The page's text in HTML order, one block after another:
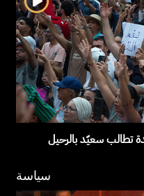
تطالب سعيّد بالرحيل
سياسة